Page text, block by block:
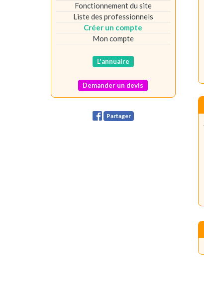
Fonctionnement du site
Liste des professionnels
Créer un compte
Mon compte
L'annuaire
Demander un devis
Partager